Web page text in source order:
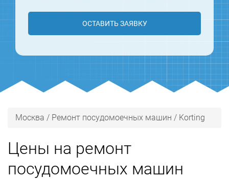
ОСТАВИТЬ ЗАЯВКУ
Москва / Ремонт посудомоечных машин / Korting
Цены на ремонт
посудомоечных машин